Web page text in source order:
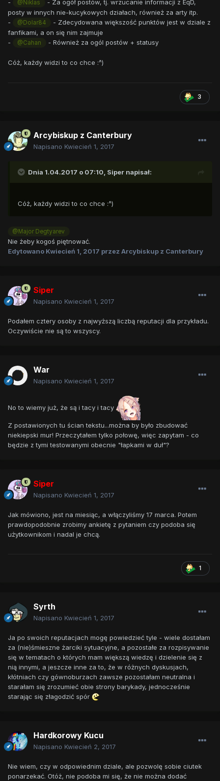
- @Niklas
- Za ogół postów, tj. wrzucanie informacji z EqD,
posty w innych nie-kucykowych działach, również za arty itp.
-
@Dolar84
- Zdecydowana większość punktów jest w dziale z
fanfikami, a on się nim zajmuje
-
@Cahan - Również za ogól postów + statusy
Cóż, każdy widzi to co chce :^)
3
Arcybiskup z Canterbury
Napisano Kwiecień 1, 2017
Dnia 1.04.2017 o 07:10, Siper napisał:
Cóż, każdy widzi to co chce :^)
@Major Degtyarev
Nie żeby kogoś piętnować.
Edytowano Kwiecień 1, 2017 przez Arcybiskup z Canterbury
Siper
Napisano Kwiecień 1, 2017
Podałem cztery osoby z najwyższą liczbą reputacji dla przykładu.
Oczywiście nie są to wszyscy.
War
Napisano Kwiecień 1, 2017
No to wiemy już, że są i tacy i tacy
Z postawionych tu ścian tekstu...można by było zbudować
niekiepski mur! Przeczytałem tylko połowę, więc zapytam - co
będzie z tymi testowanymi obecnie "łapkami w duł"?
Siper
Napisano Kwiecień 1, 2017
Jak mówiono, jest na miesiąc, a włączyliśmy 17 marca. Potem
prawdopodobnie zrobimy ankietę z pytaniem czy podoba się
użytkownikom i nadal je chcą.
1
Syrth
Napisano Kwiecień 1, 2017
Ja po swoich reputacjach mogę powiedzieć tyle - wiele dostałam
za (nie)śmieszne żarciki sytuacyjne, a pozostałe za rozpisywanie
się w tematach o których mam większą wiedzę i dzielenie się z
nią innymi, a jeszcze inne za to, że w różnych dyskusjach,
kłótniach czy gównoburzach zawsze pozostałam neutralna i
starałam się zrozumieć obie strony barykady, jednocześnie
starając się złagodzić spór
Hardkorowy Kucu
Napisano Kwiecień 2, 2017
Nie wiem, czy w odpowiednim dziale, ale pozwolę sobie ciutek
ponarzekać. Otóż, nie podoba mi się, że nie można dodać